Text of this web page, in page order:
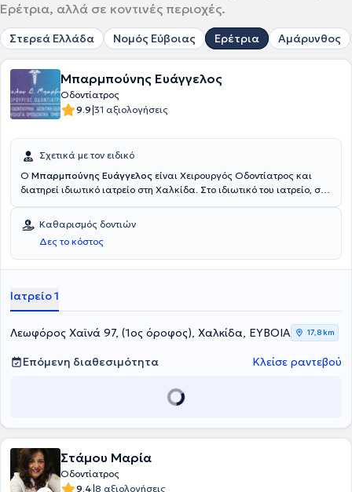
Ερέτρια, αλλά σε κοντινές περιοχές.
Στερεά Ελλάδα Νομός Εύβοιας Ερέτρια Αμάρυνθος
Μπαρμπούνης Ευάγγελος
Οδοντίατρος
9.9|31 αξιολογήσεις
Σχετικά με τον ειδικό
Ο Μπαρμπούνης Ευάγγελος είναι Χειρουργός Οδοντίατρος και
διατηρεί ιδιωτικό ιατρείο στη Χαλκίδα. Στο ιδιωτικό του ιατρείο, σε
με γνώμονα την επιστημονική του αρτιότητα και την πολυετή του
πείρα. Αξίζει να αναφερθεί η εξειδίκευσή του στην Αισθητική
Οδοντιατρική, την Περιοδοντολογία και τα Εμφυτεύματα.
Καθαρισμός δοντιών
Δες το κόστος
Ιατρείο 1
Λεωφόρος Χαϊνά 97, (1ος όροφος), Χαλκίδα, ΕΥΒΟΙΑ 17,8 km
Επόμενη διαθεσιμότητα Κλείσε ραντεβού
Στάμου Μαρία
Οδοντίατρος
9.4|8 αξιολογήσεις